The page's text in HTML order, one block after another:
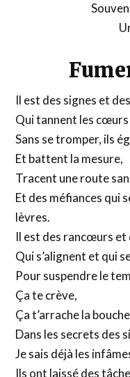
Il est des signes et
Qui tannent les
Sans se tromper, ils
Et battent la mesure,
Tracent une route
Et des méfiances qui
lèvres.
Il est des rancœurs et
Qui s’alignent et qui
Pour suspendre le
Ça te crève,
Ça t’arrache la bouche
Dans les secrets des
Je sais déjà les
Ils ont laissé des